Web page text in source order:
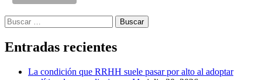
Buscar:
Entradas recientes
La condición que RRHH suele pasar por alto al adoptar